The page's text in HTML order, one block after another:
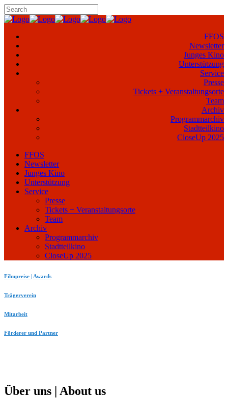
FFOS
Newsletter
Junges Kino
Unterstützung
Service
Presse
Tickets + Veranstaltungsorte
Team
Archiv
Programmarchiv
Stadtteilkino
CloseUp 2025
FFOS
Newsletter
Junges Kino
Unterstützung
Service
Presse
Tickets + Veranstaltungsorte
Team
Archiv
Programmarchiv
Stadtteilkino
CloseUp 2025
Filmpreise | Awards
Trägerverein
Mitarbeit
Förderer und Partner
Über uns | About us